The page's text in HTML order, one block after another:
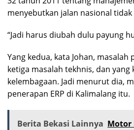
menyebutkan jalan nasional
“Jadi harus diubah dulu payung
Yang kedua, kata Johan, masalah
ketiga masalah tekhnis, dan yang
kelembagaan. Jadi menurut dia,
penerapan ERP di Kalimalang itu.
Berita Bekasi Lainnya Motor